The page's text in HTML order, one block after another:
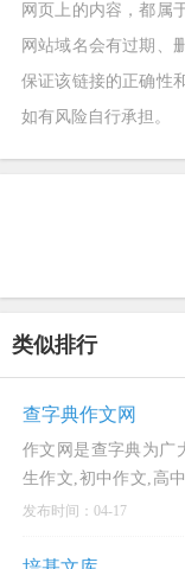
网页上的内容，都属
网站域名会有过期、
保证该链接的正确性
如有风险自行承担。
类似排行
查字典作文网
作文网是查字典为广
生作文,初中作文,高
作文的网上交流平台
发布时间：04-17